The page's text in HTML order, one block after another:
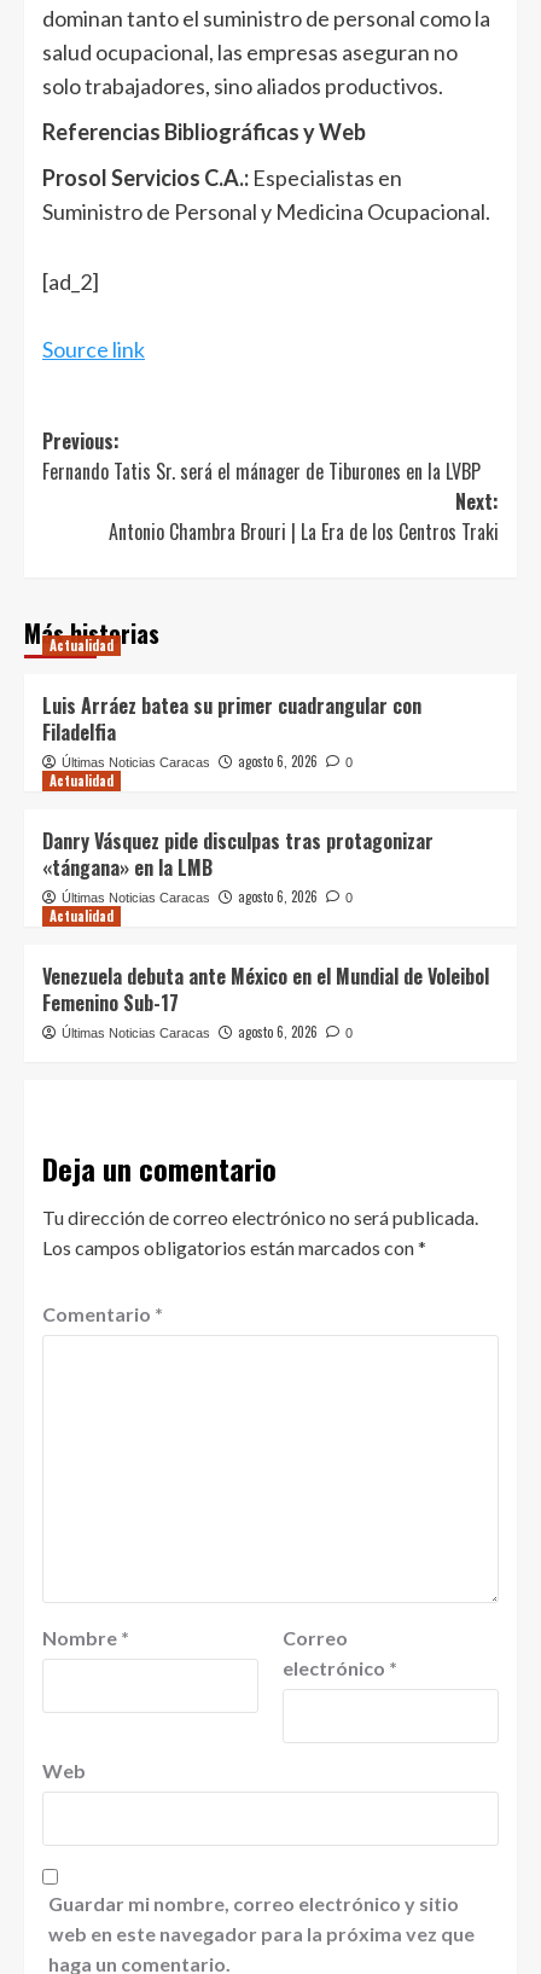
dominan tanto el suministro de personal como la
salud ocupacional, las empresas aseguran no
solo trabajadores, sino aliados productivos.
Referencias Bibliográficas y Web
Prosol Servicios C.A.: Especialistas en
Suministro de Personal y Medicina Ocupacional.
Navegación
de
entradas
[ad_2]
Source link
Post
navigation
Previous:
Fernando Tatis Sr. será el mánager de Tiburones en la LVBP
Next:
Antonio Chambra Brouri | La Era de los Centros Traki
Más historias
Actualidad
Luis Arráez batea su primer cuadrangular con
Filadelfia
Últimas Noticias Caracas agosto 6, 2026 0
Actualidad
Danry Vásquez pide disculpas tras protagonizar
«tángana» en la LMB
Últimas Noticias Caracas agosto 6, 2026 0
Actualidad
Venezuela debuta ante México en el Mundial de Voleibol
Femenino Sub-17
Últimas Noticias Caracas agosto 6, 2026 0
Deja un comentario
Tu dirección de correo electrónico no será publicada.
Los campos obligatorios están marcados con*
Comentario *
Nombre *
Correo
electrónico *
Web
Guardar mi nombre, correo electrónico y sitio
web en este navegador para la próxima vez que
haga un comentario.